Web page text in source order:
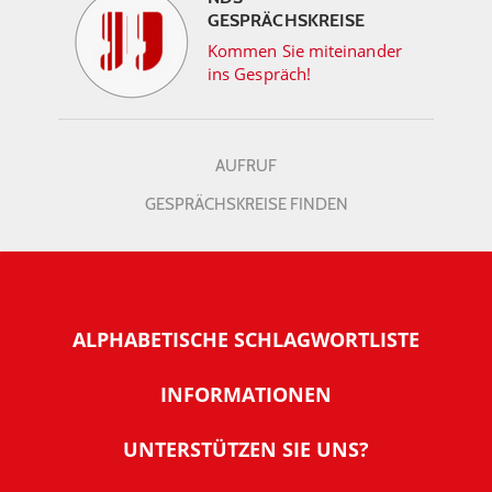
GESPRÄCHSKREISE
Kommen Sie miteinander
ins Gespräch!
AUFRUF
GESPRÄCHSKREISE FINDEN
ALPHABETISCHE SCHLAGWORTLISTE
INFORMATIONEN
Warum NachDenkSeiten
UNTERSTÜTZEN SIE UNS?